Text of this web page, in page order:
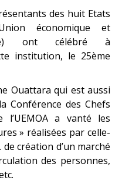
des huit Etats
économique et
ont célébré à
institution, le 25ème
Ouattara qui est aussi
Conférence des Chefs
l’UEMOA a vanté les
» réalisées par celle-
création d’un marché
des personnes,